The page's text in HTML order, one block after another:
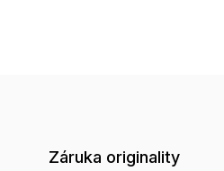
Záruka originality